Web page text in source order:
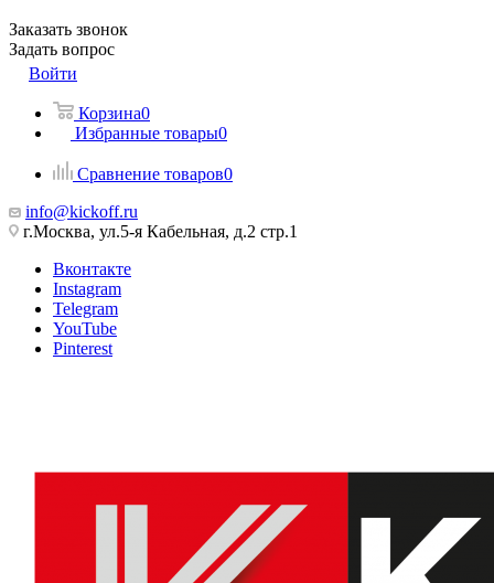
Заказать звонок
Задать вопрос
Войти
Корзина0
Избранные товары0
Сравнение товаров0
info@kickoff.ru
г.Москва, ул.5-я Кабельная, д.2 стр.1
Вконтакте
Instagram
Telegram
YouTube
Pinterest